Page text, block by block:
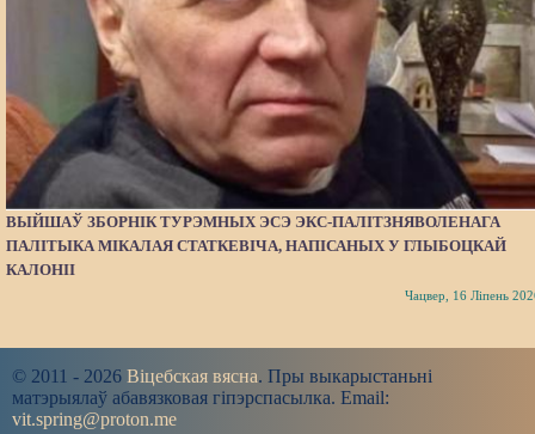
ВЫЙШАЎ ЗБОРНІК ТУРЭМНЫХ ЭСЭ ЭКС-ПАЛІТЗНЯВОЛЕНАГА
ПАЛІТЫКА МІКАЛАЯ СТАТКЕВІЧА, НАПІСАНЫХ У ГЛЫБОЦКАЙ
КАЛОНІІ
Чацвер, 16 Ліпень
© 2011 - 2026 Віцебская вясна. Пры выкарыстаньні
матэрыялаў абавязковая гіпэрспасылка. Email:
vit.spring@proton.me